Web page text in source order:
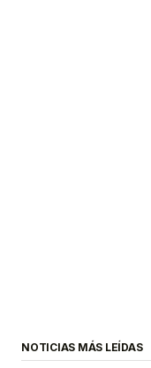
NOTICIAS MÁS LEÍDAS